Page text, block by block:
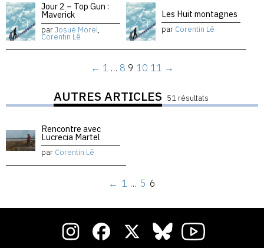
Jour 2 – Top Gun :
Maverick
parJosué Morel,
Corentin Lê
Les Huit montagnes
par Corentin Lê
← 1 … 8 9 10 11 →
AUTRES ARTICLES 51 résultats
Rencontre avec
Lucrecia Martel
par Corentin Lê
← 1 … 5 6